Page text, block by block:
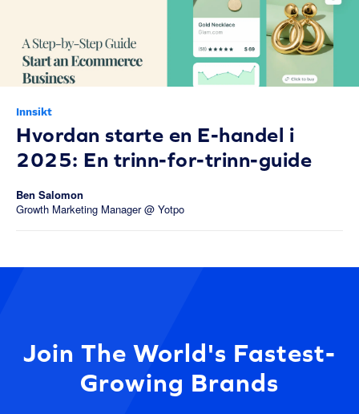
Innsikt
Hvordan starte en E-handel i
2025: En trinn-for-trinn-guide
Ben Salomon
Growth Marketing Manager @ Yotpo
Join The World's Fastest-
Growing Brands